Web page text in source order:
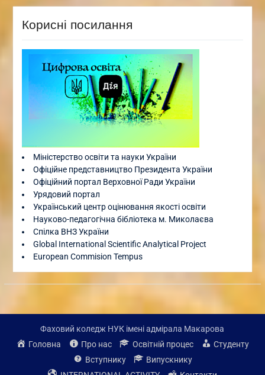
Корисні посилання
Міністерство освіти та науки України
Офіційне представництво Президента України
Офіційний портал Верховної Ради України
Урядовий портал
Український центр оцінювання якості освіти
Науково-педагогічна бібліотека м. Миколаєва
Спілка ВНЗ України
Global International Scientific Analytical Project
European Commision Tempus
Фаховий коледж НУК імені адмірала Макарова
Головна
Про нас Освітній процес
Студенту
Вступнику
Випускнику